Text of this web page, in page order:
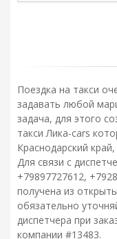
Поездка на такси
задавать любой
задача, для этого
такси Лика-cars
Краснодарский
Для связи с
+79897727612,
получена из
обязательно
диспетчера при
компании #13483.